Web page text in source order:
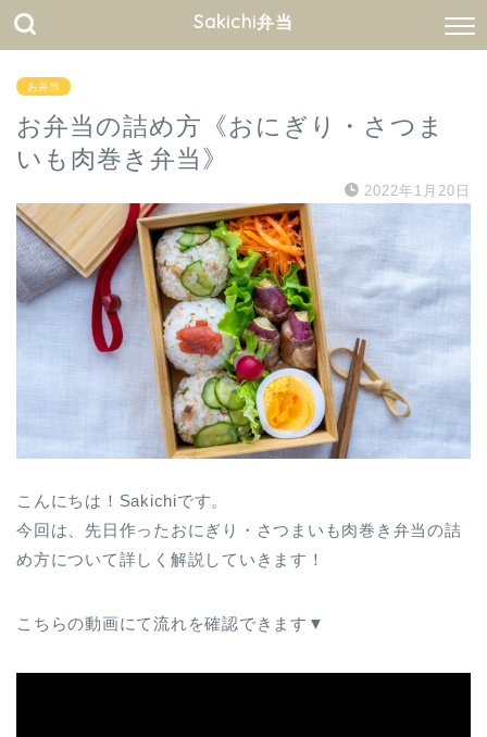
Sakichi弁当
お弁当
お弁当の詰め方《おにぎり・さつま
いも肉巻き弁当》
2022年1月20日
こんにちは！Sakichiです。
今回は、先日作ったおにぎり・さつまいも肉巻き弁当の詰
め方について詳しく解説していきます！
こちらの動画にて流れを確認できます▼